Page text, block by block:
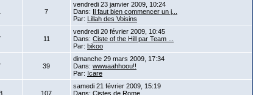
7
vendredi 23 janvier 2009, 10:24
Dans: Il faut bien commencer un j...
Par: Lillah des Voisins
11
vendredi 20 février 2009, 10:45
Dans: Ciste of the Hill par Team ...
Par: bikoo
39
dimanche 29 mars 2009, 17:34
Dans: wwwaahhoou!!
Par: Icare
107
samedi 21 février 2009, 15:19
Dans: Cistes de Rome